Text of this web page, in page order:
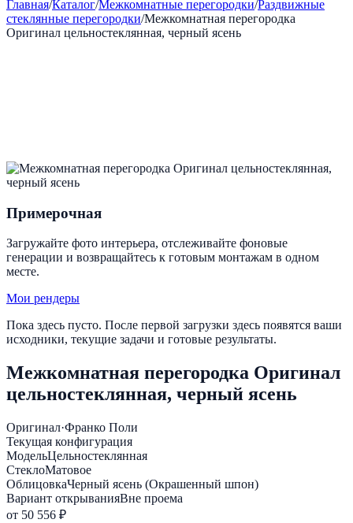
Главная/Каталог/Межкомнатные перегородки/Раздвижные
стеклянные перегородки/Межкомнатная перегородка
Оригинал цельностеклянная, черный ясень
Примерочная
Загружайте фото интерьера, отслеживайте фоновые
генерации и возвращайтесь к готовым монтажам в одном
месте.
Мои рендеры
Пока здесь пусто. После первой загрузки здесь появятся ваши
исходники, текущие задачи и готовые результаты.
Межкомнатная перегородка Оригинал
цельностеклянная, черный ясень
Оригинал·Франко Поли
Текущая конфигурация
МодельЦельностеклянная
СтеклоМатовое
ОблицовкаЧерный ясень (Окрашенный шпон)
Вариант открыванияВне проема
от 50 556 ₽